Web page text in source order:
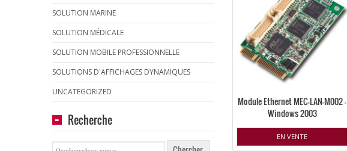
Module Ethernet MEC-LAN-M002 –
Windows 2003
EN VENTE
SOLUTION MARINE
SOLUTION MÉDICALE
SOLUTION MOBILE PROFESSIONNELLE
SOLUTIONS D'AFFICHAGES DYNAMIQUES
UNCATEGORIZED
Recherche